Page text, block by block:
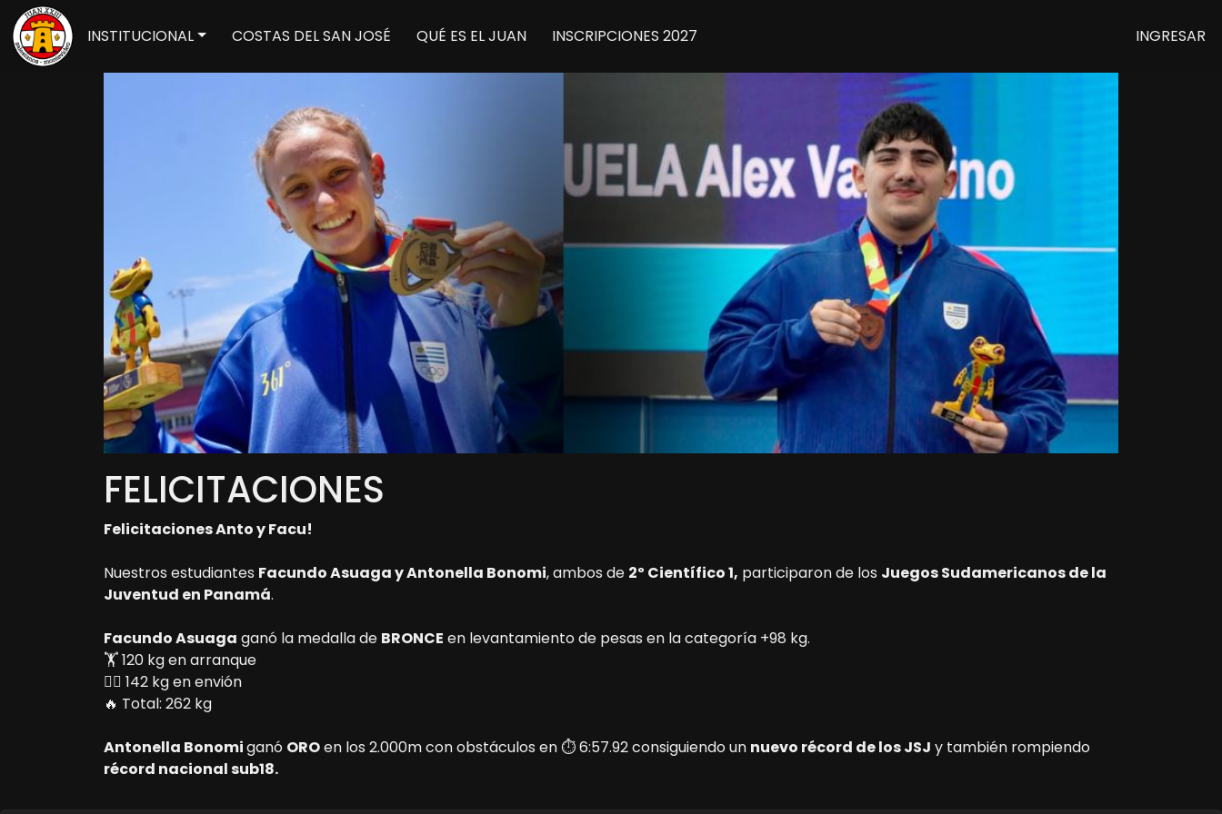
INSTITUCIONAL COSTAS DEL SAN JOSÉ QUÉ ES EL JUAN INSCRIPCIONES 2027 INGRESAR
FELICITACIONES
Felicitaciones Anto y Facu!
Nuestros estudiantes Facundo Asuaga y Antonella Bonomi, ambos de 2º Científico 1, participaron de los Juegos Sudamericanos de la
Juventud en Panamá.
Facundo Asuaga ganó la medalla de BRONCE en levantamiento de pesas en la categoría +98 kg.
🏋️ 120 kg en arranque
🏋️‍♂️ 142 kg en envión
🔥 Total: 262 kg
Antonella Bonomiganó OROen los 2.000m con obstáculos en ⏱️ 6:57.92 consiguiendo un nuevo récord de los JSJ y también rompiendo
récord nacional sub18.